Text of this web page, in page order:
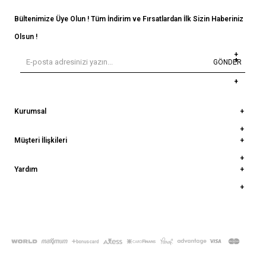
Bültenimize Üye Olun ! Tüm İndirim ve Fırsatlardan İlk Sizin Haberiniz
Olsun !
GÖNDER
Kurumsal
Müşteri İlişkileri
Yardım